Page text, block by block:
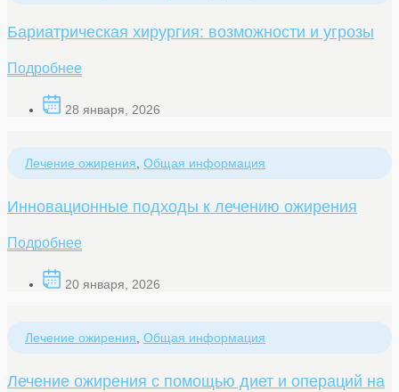
Бариатрическая хирургия: возможности и угрозы
Подробнее
28 января, 2026
Лечение ожирения, Общая информация
Инновационные подходы к лечению ожирения
Подробнее
20 января, 2026
Лечение ожирения, Общая информация
Лечение ожирения с помощью диет и операций на